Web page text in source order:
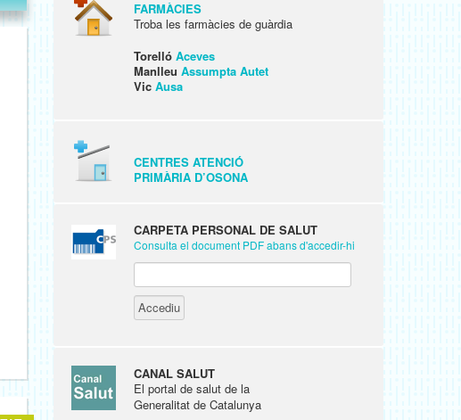
FARMÀCIES
Troba les farmàcies de guàrdia
Torelló Aceves
Manlleu Assumpta Autet
Vic Ausa
CENTRES ATENCIÓ
PRIMÀRIA D’OSONA
CARPETA PERSONAL DE SALUT
Consulta el document PDF abans d'accedir-hi
CANAL SALUT
El portal de salut de la
Generalitat de Catalunya